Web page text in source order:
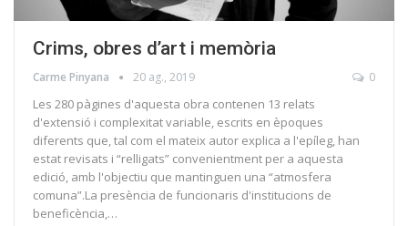
Crims, obres d’art i memòria
Carme Pinyana 20 ag., 2019 0
Les 280 pàgines d'aquesta obra contenen 13 relats
d'extensió i complexitat variable, escrits en èpoques
diferents que, tal com el mateix autor explica a l'epíleg, han
estat revisats i “relligats” convenientment per a aquesta
edició, amb l'objectiu que mantinguen una “atmosfera
comuna”.La presència de funcionaris d'institucions de
beneficència,…